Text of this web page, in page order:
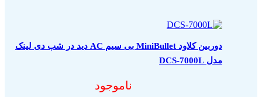
دوربین کلاود MiniBullet بی سیم AC دید در شب دی لینک
مدل DCS-7000L
ناموجود